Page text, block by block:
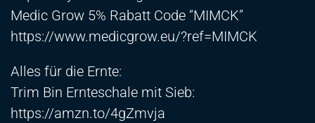
Medic Grow 5% Rabatt Code “MIMCK”
https://www.medicgrow.eu/?ref=MIMCK
Alles für die Ernte:
Trim Bin Ernteschale mit Sieb:
https://amzn.to/4gZmvja